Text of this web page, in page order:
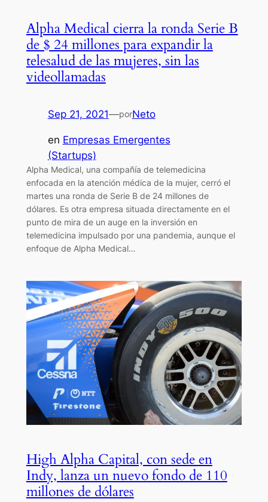
Alpha Medical cierra la ronda Serie B
de $ 24 millones para expandir la
telesalud de las mujeres, sin las
videollamadas
Sep 21, 2021—porNeto
en Empresas Emergentes
(Startups)
Alpha Medical, una compañía de telemedicina
enfocada en la atención médica de la mujer, cerró el
martes una ronda de Serie B de 24 millones de
dólares. Es otra empresa situada directamente en el
punto de mira de un auge en la inversión en
telemedicina impulsado por una pandemia, aunque el
enfoque de Alpha Medical…
High Alpha Capital, con sede en
Indy, lanza un nuevo fondo de 110
millones de dólares